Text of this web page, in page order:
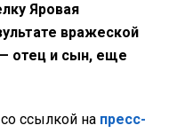
Яровая
вражеской
отец и сын, еще
со ссылкой на пресс-